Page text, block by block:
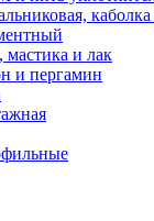
мастика и лак
и пергамин